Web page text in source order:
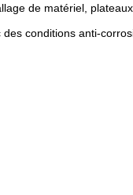
de matériel,
conditions anti-